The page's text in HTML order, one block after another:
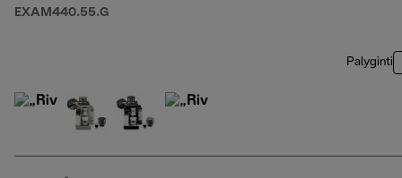
EXAM440.55.G
Palyginti